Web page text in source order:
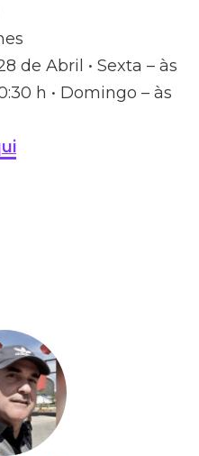
de Abril • Sexta – às
h • Domingo – às